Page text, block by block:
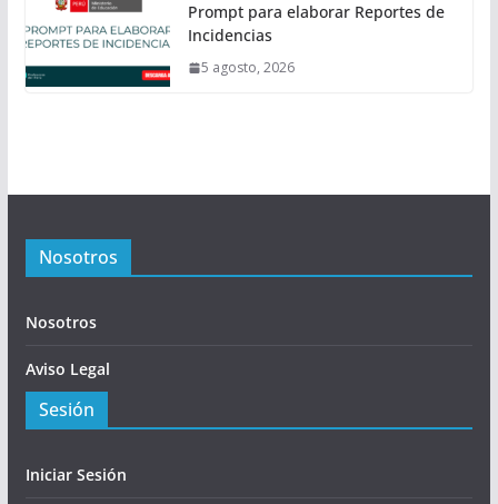
Prompt para elaborar Reportes de
Incidencias
5 agosto, 2026
Nosotros
Nosotros
Aviso Legal
Sesión
Iniciar Sesión